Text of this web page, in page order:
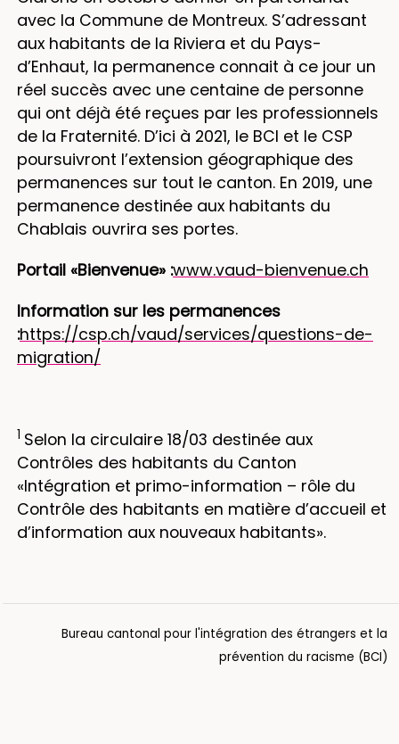
avec la Commune de Montreux. S’adressant
aux habitants de la Riviera et du Pays-
d’Enhaut, la permanence connait à ce jour un
réel succès avec une centaine de personne
qui ont déjà été reçues par les professionnels
de la Fraternité. D’ici à 2021, le BCI et le CSP
poursuivront l’extension géographique des
permanences sur tout le canton. En 2019, une
permanence destinée aux habitants du
Chablais ouvrira ses portes.
Portail «Bienvenue» :www.vaud-bienvenue.ch
Information sur les permanences
:https://csp.ch/vaud/services/questions-de-
migration/
1 Selon la circulaire 18/03 destinée aux
Contrôles des habitants du Canton
«Intégration et primo-information – rôle du
Contrôle des habitants en matière d’accueil et
d’information aux nouveaux habitants».
Bureau cantonal pour l'intégration des étrangers et la
prévention du racisme (BCI)